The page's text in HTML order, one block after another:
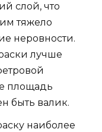
слой, что
тяжело
неровности.
лучше
площадь
быть валик.
наиболее